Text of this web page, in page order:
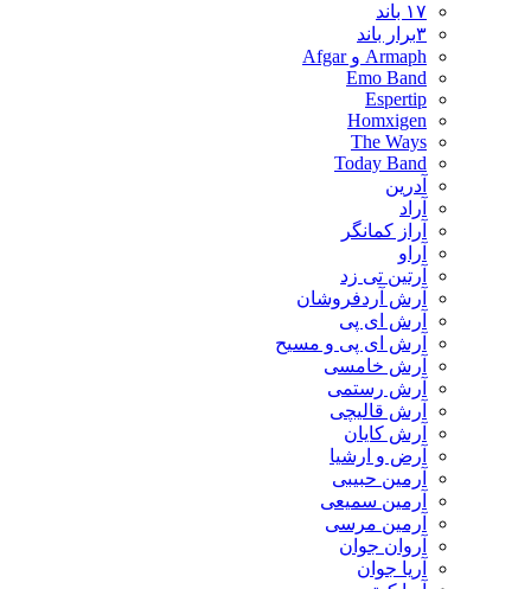
۱۷ باند
۳برار باند
Armaph و Afgar
Emo Band
Espertip
Homxigen
The Ways
Today Band
آدرین
آراد
آراز کمانگر
آراو
آرتین تی زد
آرش آردفروشان
آرش ای پی
آرش ای پی و مسیح
آرش خامسی
آرش رستمی
آرش قالیچی
آرش کایان
​آرض و ارشیا
آرمین حبیبی
آرمین سمیعی
آرمین مرسی
آروان جوان
آریا جوان